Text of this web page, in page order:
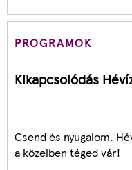
PROGRAMOK
Kikapcsolódás
Csend és nyugalom.
a közelben téged vár!